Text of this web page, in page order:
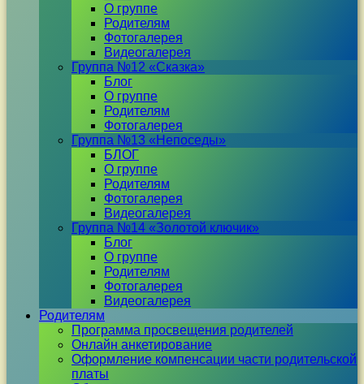
О группе
Родителям
Фотогалерея
Видеогалерея
Группа №12 «Сказка»
Блог
О группе
Родителям
Фотогалерея
Группа №13 «Непоседы»
БЛОГ
О группе
Родителям
Фотогалерея
Видеогалерея
Группа №14 «Золотой ключик»
Блог
О группе
Родителям
Фотогалерея
Видеогалерея
Родителям
Программа просвещения родителей
Онлайн анкетирование
Оформление компенсации части родительской
платы